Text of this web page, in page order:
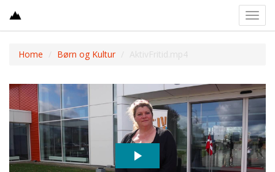
Home Børn og Kultur AktivFritid.mp4